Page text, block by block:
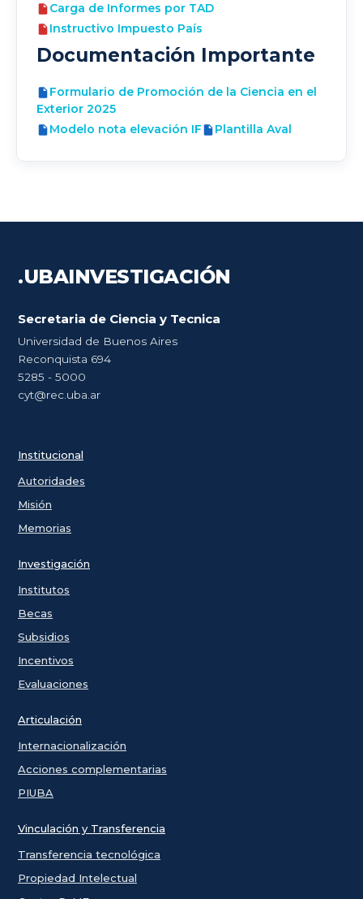
Carga de Informes por TAD
Instructivo Impuesto País
Documentación Importante
Formulario de Promoción de la Ciencia en el
Exterior 2025
Modelo nota elevación IF
Plantilla Aval
.UBAINVESTIGACIÓN
Secretaria de Ciencia y Tecnica
Universidad de Buenos Aires
Reconquista 694
5285 - 5000
cyt@rec.uba.ar
Institucional
Autoridades
Misión
Memorias
Investigación
Institutos
Becas
Subsidios
Incentivos
Evaluaciones
Articulación
Internacionalización
Acciones complementarias
PIUBA
Vinculación y Transferencia
Transferencia tecnológica
Propiedad Intelectual